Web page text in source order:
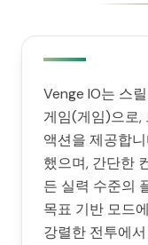
Venge IO는 스
게임(게임)으로,
액션을 제공합
했으며, 간단한
든 실력 수준의
목표 기반 모드
강렬한 전투에